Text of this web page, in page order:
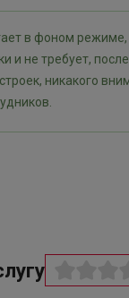
в фоном режиме,
и не требует,
никакого